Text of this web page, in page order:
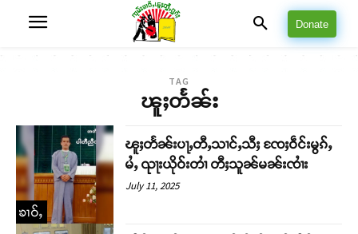
Donate
TAG
ၽူႈတႅၼ်း
ၶၢဝ်ႇ
ၽူႈတႅၼ်းပႃႇတီႇသၢင်ႇသီႈ ၸႄႈဝဵင်းမွၵ်ႇ
မႆႇ ၺႃးယိုဝ်းတၢႆ တီႈသူၼ်မၼ်းၸၢႆး
July 11, 2025